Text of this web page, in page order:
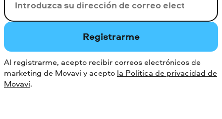
Su correo electrónico
Registrarme
Al registrarme, acepto recibir correos electrónicos de
marketing de Movavi y acepto la Política de privacidad de
Movavi.